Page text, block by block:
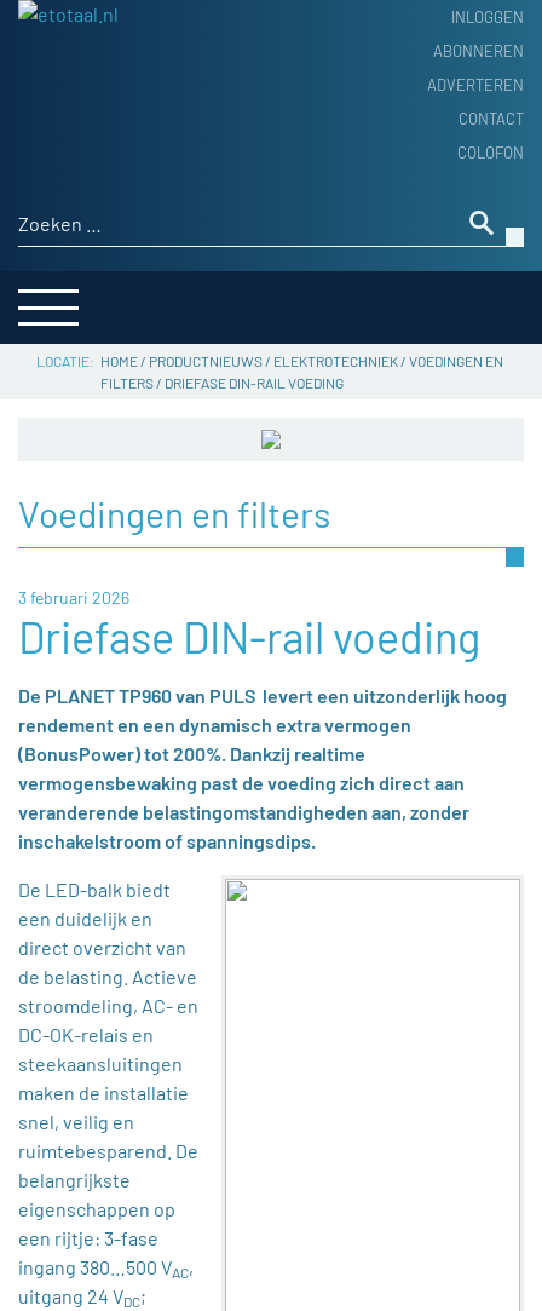
INLOGGEN
ABONNEREN
ADVERTEREN
CONTACT
COLOFON
Zoeken naar:
LEVERANCIERSGIDS
SERVICE
HOME/ PRODUCTNIEUWS/ ELEKTROTECHNIEK/ VOEDINGEN EN
FILTERS/ DRIEFASE DIN-RAIL VOEDING
Voedingen en filters
3 februari 2026
Driefase DIN-rail voeding
De PLANET TP960 van PULS levert een uitzonderlijk hoog
rendement en een dynamisch extra vermogen
(BonusPower) tot 200%. Dankzij realtime
vermogensbewaking past de voeding zich direct aan
veranderende belastingomstandigheden aan, zonder
inschakelstroom of spanningsdips.
De LED-balk biedt
een duidelijk en
direct overzicht van
de belasting. Actieve
stroomdeling, AC- en
DC-OK-relais en
steekaansluitingen
maken de installatie
snel, veilig en
ruimtebesparend. De
belangrijkste
eigenschappen op
een rijtje: 3-fase
ingang 380…500 VAC,
uitgang 24 VDC;